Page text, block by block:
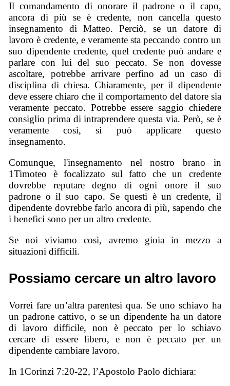
Il comandamento di onorare il padrone o il capo,
ancora di più se è credente, non cancella questo
insegnamento di Matteo. Perciò, se un datore di
lavoro è credente, e veramente sta peccando contro un
suo dipendente credente, quel credente può andare e
parlare con lui del suo peccato. Se non dovesse
ascoltare, potrebbe arrivare perfino ad un caso di
disciplina di chiesa. Chiaramente, per il dipendente
deve essere chiaro che il comportamento del datore sia
veramente peccato. Potrebbe essere saggio chiedere
consiglio prima di intraprendere questa via. Però, se è
veramente così, si può applicare questo
insegnamento.
Comunque, l'insegnamento nel nostro brano in
1Timoteo è focalizzato sul fatto che un credente
dovrebbe reputare degno di ogni onore il suo
padrone o il suo capo. Se questi è un credente, il
dipendente dovrebbe farlo ancora di più, sapendo che
i benefici sono per un altro credente.
Se noi viviamo così, avremo gioia in mezzo a
situazioni difficili.
Possiamo cercare un altro lavoro
Vorrei fare un’altra parentesi qua. Se uno schiavo ha
un padrone cattivo, o se un dipendente ha un datore
di lavoro difficile, non è peccato per lo schiavo
cercare di essere libero, e non è peccato per un
dipendente cambiare lavoro.
In 1Corinzi 7:20-22, l’Apostolo Paolo dichiara: